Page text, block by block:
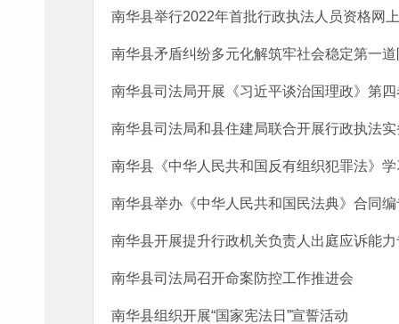
南华县举行2022年首批行政执法人员资格网
南华县矛盾纠纷多元化解筑牢社会稳定第一
南华县司法局开展《习近平谈治国理政》第
南华县司法局和县住建局联合开展行政执法
南华县《中华人民共和国反有组织犯罪法》
南华县举办《中华人民共和国民法典》合同
南华县开展提升行政机关负责人出庭应诉能
南华县司法局召开命案防控工作推进会
南华县组织开展“国家宪法日”宣誓活动